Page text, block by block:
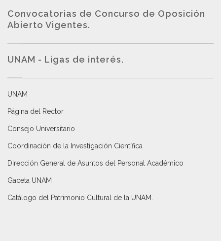
Convocatorias de Concurso de Oposición
Abierto Vigentes.
UNAM - Ligas de interés.
UNAM
Página del Rector
Consejo Universitario
Coordinación de la Investigación Científica
Dirección General de Asuntos del Personal Académico
Gaceta UNAM
Catálogo del Patrimonio Cultural de la UNAM.